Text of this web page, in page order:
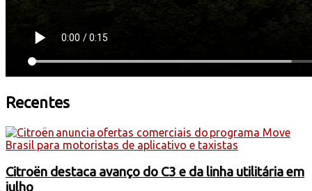
Recentes
Citroën destaca avanço do C3 e da linha utilitária em
julho